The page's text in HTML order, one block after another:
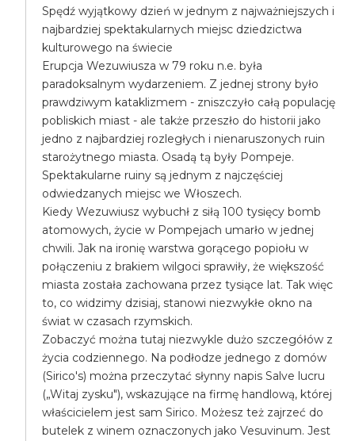
Spędź wyjątkowy dzień w jednym z najważniejszych i
najbardziej spektakularnych miejsc dziedzictwa
kulturowego na świecie
Erupcja Wezuwiusza w 79 roku n.e. była
paradoksalnym wydarzeniem. Z jednej strony było
prawdziwym kataklizmem - zniszczyło całą populację
pobliskich miast - ale także przeszło do historii jako
jedno z najbardziej rozległych i nienaruszonych ruin
starożytnego miasta. Osadą tą były Pompeje.
Spektakularne ruiny są jednym z najczęściej
odwiedzanych miejsc we Włoszech.
Kiedy Wezuwiusz wybuchł z siłą 100 tysięcy bomb
atomowych, życie w Pompejach umarło w jednej
chwili. Jak na ironię warstwa gorącego popiołu w
połączeniu z brakiem wilgoci sprawiły, że większość
miasta została zachowana przez tysiące lat. Tak więc
to, co widzimy dzisiaj, stanowi niezwykłe okno na
świat w czasach rzymskich.
Zobaczyć można tutaj niezwykle dużo szczegółów z
życia codziennego. Na podłodze jednego z domów
(Sirico's) można przeczytać słynny napis Salve lucru
(„Witaj zysku"), wskazujące na firmę handlową, której
właścicielem jest sam Sirico. Możesz też zajrzeć do
butelek z winem oznaczonych jako Vesuvinum. Jest